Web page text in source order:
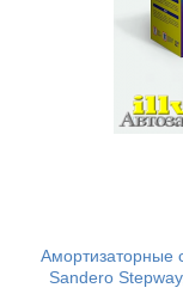
Амортизаторные
Sandero